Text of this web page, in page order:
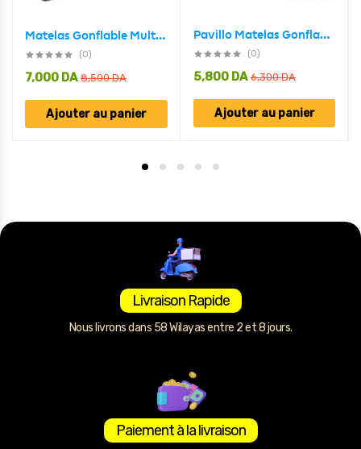
Matelas Gonflable Multifonction 1 Place Avec 2 Oreillers Bestway Pavillo 67617
(0)
8,500DA
7,000 DA
Ajouter au panier
Pavillo Matelas Gonflable avec Oreiller intégrée 188x99x30 cm Bestwey #67680
(0)
6,300DA
5,800 DA
Ajouter au panier
Livraison Rapide
Nous livrons dans 58 Wilayas entre 2 et 8 jours.
Paiement à la livraison